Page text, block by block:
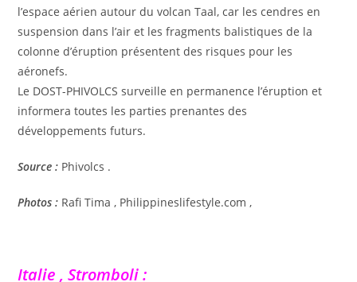
l’espace aérien autour du volcan Taal, car les cendres en
suspension dans l’air et les fragments balistiques de la
colonne d’éruption présentent des risques pour les
aéronefs.
Le DOST-PHIVOLCS surveille en permanence l’éruption et
informera toutes les parties prenantes des
développements futurs.
Source : Phivolcs .
Photos : Rafi Tima , Philippineslifestyle.com ,
Italie , Stromboli :